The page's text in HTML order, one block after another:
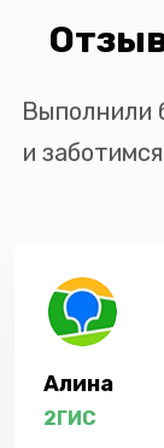
Выполнили
и
Алина
2ГИС